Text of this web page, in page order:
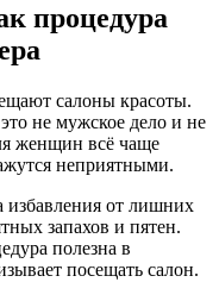
процедура
салоны красоты.
не мужское дело и не
женщин всё чаще
неприятными.
избавления от лишних
запахов и пятен.
полезна в
посещать салон.